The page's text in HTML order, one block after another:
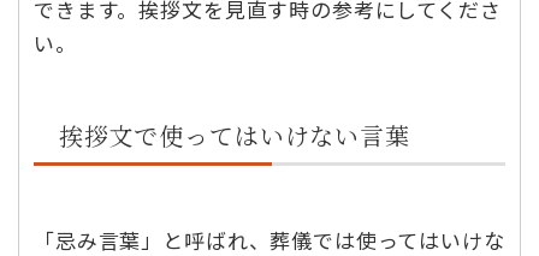
できます。挨拶文を見直す時の参考にしてくださ
い。
挨拶文で使ってはいけない言葉
「忌み言葉」と呼ばれ、葬儀では使ってはいけな